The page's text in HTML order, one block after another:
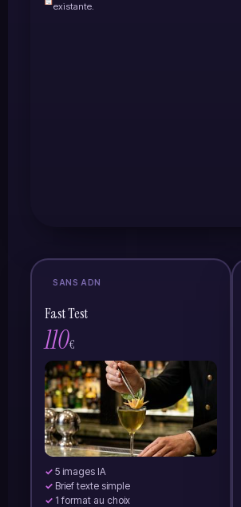
existante.
SANS ADN
Fast Test
110€
5 images IA
Brief texte simple
1 format au choix